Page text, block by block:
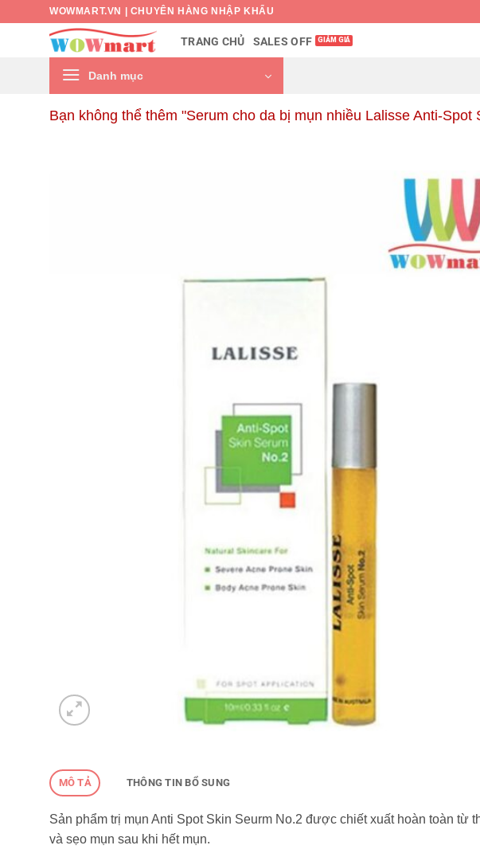
WOWMART.VN | CHUYÊN HÀNG NHẬP KHẨU
TRANG CHỦ SALES OFF
Danh mục
Bạn không thể thêm "Serum cho da bị mụn nhiều Lalisse Anti-
MÔ TẢ THÔNG TIN BỔ SUNG
Sản phẩm trị mụn Anti Spot Skin Seurm No.2 được chiết xuất hoàn toàn
và sẹo mụn sau khi hết mụn.